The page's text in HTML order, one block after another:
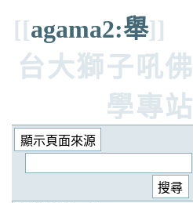
[[agama2:舉]]
台大獅子吼佛
學專站